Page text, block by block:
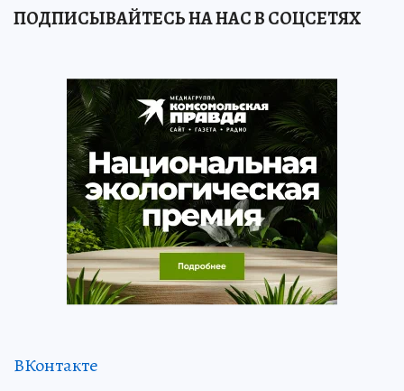
ПОДПИСЫВАЙТЕСЬ НА НАС В СОЦСЕТЯХ
ВКонтакте